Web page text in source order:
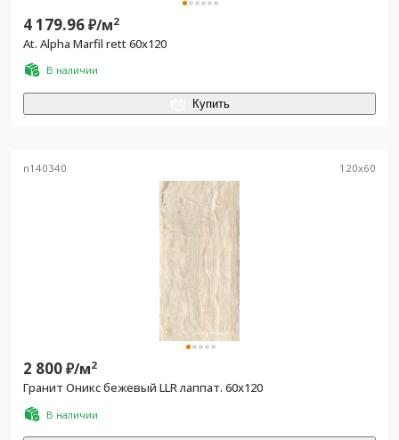
4 179.96₽/м2
At. Alpha Marfil rett 60x120
В наличии
Купить
n140340 120x60
2 800₽/м2
Гранит Оникс бежевый LLR лаппат. 60x120
В наличии